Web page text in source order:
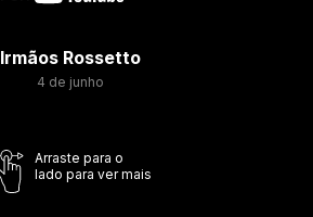
Irmãos Rossetto
4 de junho
Arraste para o
lado para ver mais